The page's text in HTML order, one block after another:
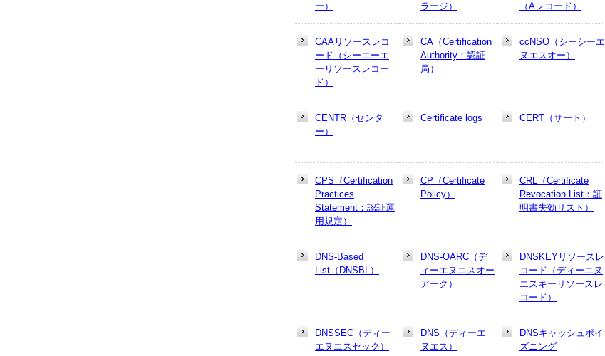
ー）
ラージ）
（Aレコード）
CAAリソースレコ
ード（シーエーエ
ーリソースレコー
ド）
CA（Certification
Authority：認証
局）
ccNSO（シーシーエ
ヌエスオー）
CENTR（センタ
ー）
Certificate logs CERT（サート）
CPS（Certification
Practices
Statement：認証運
用規定）
CP（Certificate
Policy）
CRL（Certificate
Revocation List：証
明書失効リスト）
DNS-Based
List（DNSBL）
DNS-OARC（デ
ィーエヌエスオー
アーク）
DNSKEYリソースレ
コード（ディーエヌ
エスキーリソースレ
コード）
DNSSEC（ディー
エヌエスセック）
DNS（ディーエ
ヌエス）
DNSキャッシュポイ
ズニング